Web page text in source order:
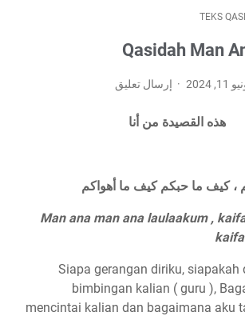
TEKS
Qasidah Man
11, 2024 إرسال تعليق
هذه القصيدة من أنا
، كيف ما حبكم كيف ما أهواكم
Man ana man ana laulaakum ,
Siapa gerangan diriku, siapakah
bimbingan kalian ( guru ),
mencintai kalian dan bagaimana aku